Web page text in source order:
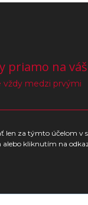
priamo na
vždy medzi prvými
len za týmto účelom
kliknutím na